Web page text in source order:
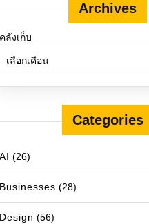
Archives
คลังเก็บ
Categories
AI (26)
Businesses (28)
Design (56)